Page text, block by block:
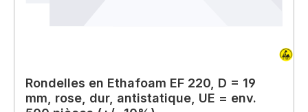
Rondelles en Ethafoam EF 220, D = 19
mm, rose, dur, antistatique, UE = env.